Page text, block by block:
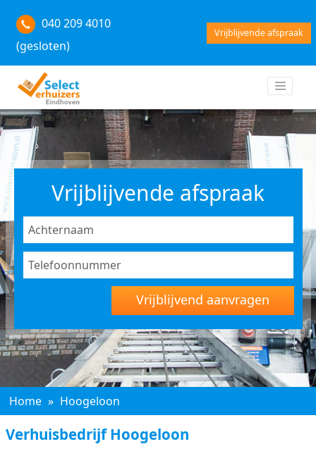
040 209 4010
(gesloten)
Vrijblijvende afspraak
Vrijblijvende afspraak
Vrijblijvend aanvragen
Home » Hoogeloon
Verhuisbedrijf Hoogeloon